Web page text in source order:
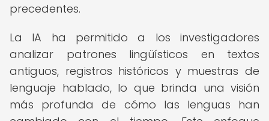
precedentes.
La IA ha permitido a los investigadores
analizar patrones lingüísticos en textos
antiguos, registros históricos y muestras de
lenguaje hablado, lo que brinda una visión
más profunda de cómo las lenguas han